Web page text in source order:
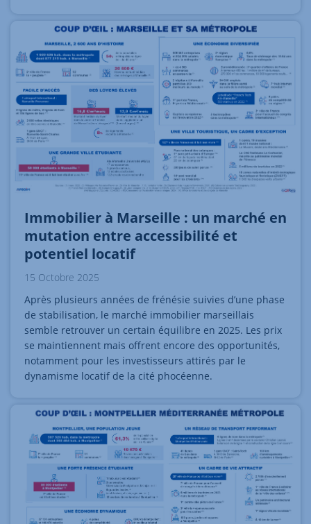
Immobilier à Marseille : un marché en
mutation entre accessibilité et
potentiel locatif
15 Octobre 2025
Après plusieurs années de frénésie suivies d’une phase
de stabilisation, le marché immobilier marseillais
semble retrouver un certain équilibre en 2025. Les prix
se maintiennent mais offrent encore des opportunités,
notamment pour les investisseurs attirés par le
dynamisme locatif de la cité phocéenne.